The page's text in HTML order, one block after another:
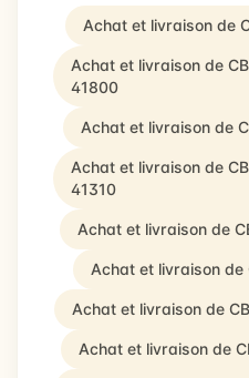
Achat et livraison de
Achat et livraison de
41800
Achat et livraison de
Achat et livraison de
41310
Achat et livraison de
Achat et livraison de
Achat et livraison de
Achat et livraison de